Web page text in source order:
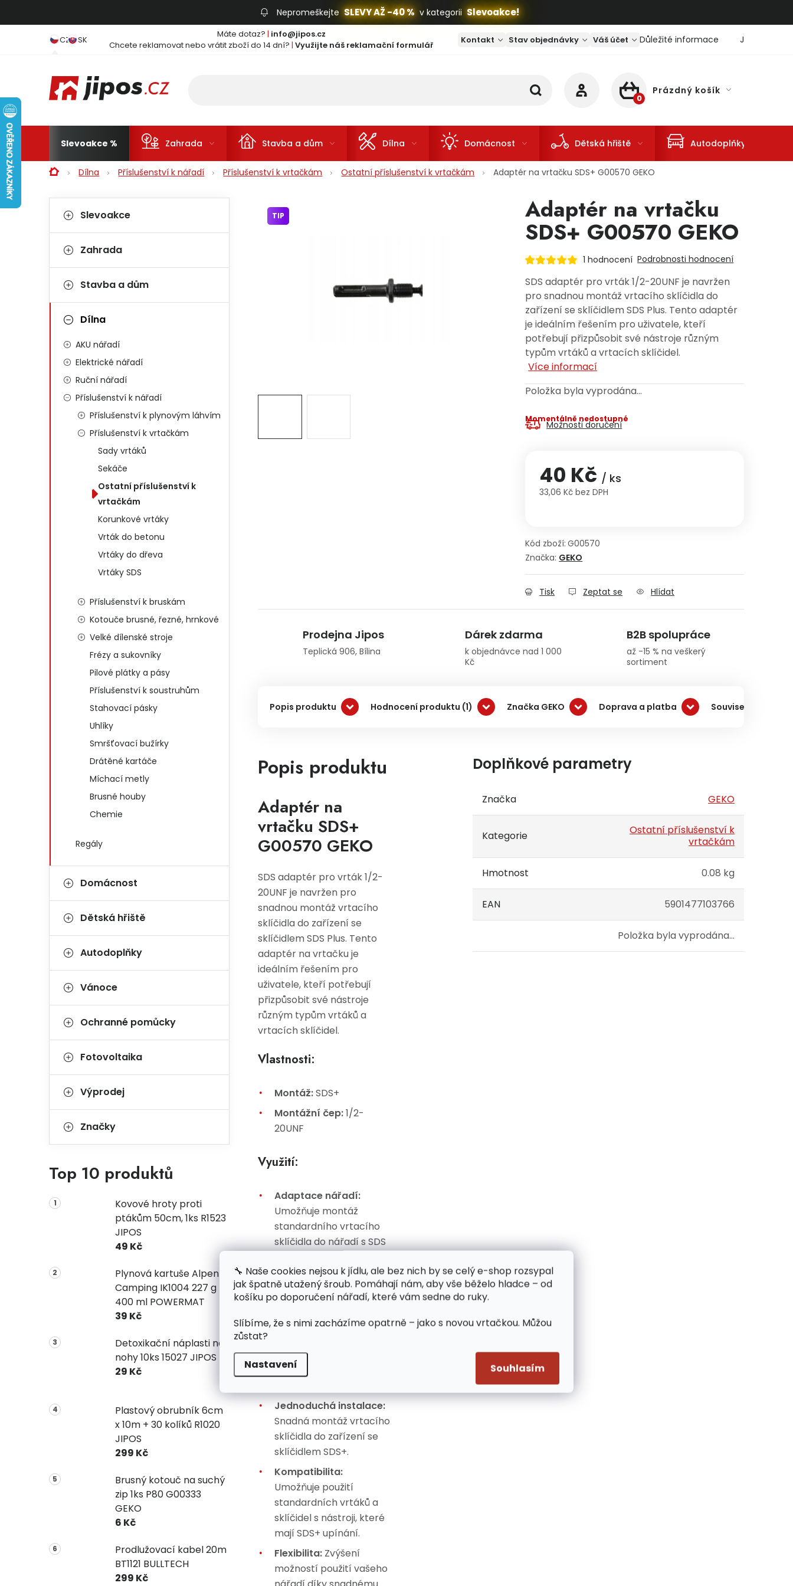
🔧 Naše cookies nejsou k jídlu, ale bez nich by se celý e-shop rozsypal
jak špatně utažený šroub. Pomáhají nám, aby vše běželo hladce – od
košíku po doporučení nářadí, které vám sedne do ruky.
Slíbíme, že s nimi zacházíme opatrně – jako s novou vrtačkou. Můžou
zůstat?
Nastavení Souhlasím
Nepromeškejte SLEVY AŽ -40 % v kategorii Slevoakce!
CZ SK Máte dotaz? | info@jipos.cz
Chcete reklamovat nebo vrátit zboží do 14 dní? | Využijte náš reklamační formulář Kontakt Stav objednávky Váš účet Důležité informace Jaký je
NÁKUPNÍ KOŠÍK
Prázdný košík
Slevoakce Zahrada Stavba a dům Dílna Domácnost Dětská hřiště Autodoplňky
DomůDílna Příslušenství k nářadí Příslušenství k vrtačkám Ostatní příslušenství k vrtačkám Adaptér na vrtačku SDS+ G00570 GEKO
Postranní panel
Kategorie
Slevoakce
Zahrada
Stavba a dům
Dílna
AKU nářadí
Elektrické nářadí
Ruční nářadí
Příslušenství k nářadí
Příslušenství k plynovým láhvím
Příslušenství k vrtačkám
Sady vrtáků
Sekáče
Ostatní příslušenství k
vrtačkám
Korunkové vrtáky
Vrták do betonu
Vrtáky do dřeva
Vrtáky SDS
Příslušenství k bruskám
Kotouče brusné, řezné, hrnkové
Velké dílenské stroje
Frézy a sukovníky
Pilové plátky a pásy
Příslušenství k soustruhům
Stahovací pásky
Uhlíky
Smršťovací bužírky
Drátěné kartáče
Míchací metly
Brusné houby
Chemie
Regály
Domácnost
Dětská hřiště
Autodoplňky
Vánoce
Ochranné pomůcky
Fotovoltaika
Výprodej
Značky
Top 10 produktů
Kovové hroty proti
ptákům 50cm, 1ks R1523
JIPOS
49 Kč
Plynová kartuše Alpen
Camping IK1004 227 g
400 ml POWERMAT
39 Kč
Detoxikační náplasti na
nohy 10ks 15027 JIPOS
29 Kč
Plastový obrubník 6cm
x 10m + 30 kolíků R1020
JIPOS
299 Kč
Brusný kotouč na suchý
zip 1ks P80 G00333
GEKO
6 Kč
Prodlužovací kabel 20m
BT1121 BULLTECH
299 Kč
Adaptér na vrtačku
SDS+ G00570 GEKO
1 hodnocení Podrobnosti hodnocení
SDS adaptér pro vrták 1/2-20UNF je navržen
pro snadnou montáž vrtacího sklíčidla do
zařízení se sklíčidlem SDS Plus. Tento adaptér
je ideálním řešením pro uživatele, kteří
potřebují přizpůsobit své nástroje různým
typům vrtáků a vrtacích sklíčidel.
Více informací
Položka byla vyprodána…
Momentálně nedostupné
Možnosti doručení
40 Kč / ks
33,06 Kč bez DPH
Kód zboží: G00570
Značka: GEKO
Tisk Zeptat se Hlídat
TIP
Prodejna Jipos
Teplická 906, Bílina
Dárek zdarma
k objednávce nad 1 000
Kč
B2B spolupráce
až -15 % na veškerý
sortiment
Popis produktu Hodnocení produktu (1) Značka GEKO Doprava a platba Související
Popis produktu
Adaptér na
vrtačku SDS+
G00570 GEKO
SDS adaptér pro vrták 1/2-
20UNF je navržen pro
snadnou montáž vrtacího
sklíčidla do zařízení se
sklíčidlem SDS Plus. Tento
adaptér na vrtačku je
ideálním řešením pro
uživatele, kteří potřebují
přizpůsobit své nástroje
různým typům vrtáků a
vrtacích sklíčidel.
Vlastnosti:
Montáž:SDS+
Montážní čep:1/2-
20UNF
Využití:
Adaptace nářadí:
Umožňuje montáž
standardního vrtacího
sklíčidla do nářadí s SDS
Univerzálnost:
Přizpůsobení různých
sklíčidel pro široké
Výhody:
Jednoduchá instalace:
Snadná montáž vrtacího
sklíčidla do zařízení se
sklíčidlem SDS+.
Kompatibilita:
Umožňuje použití
standardních vrtáků a
sklíčidel s nástroji, které
mají SDS+ upínání.
Flexibilita: Zvýšení
možností použití vašeho
Doplňkové parametry
Značka GEKO
Kategorie
Ostatní příslušenství k
vrtačkám
Hmotnost 0.08 kg
EAN 5901477103766
Položka byla vyprodána…